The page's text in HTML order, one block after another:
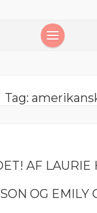
Tag:
AF LAURIE
OG EMILY